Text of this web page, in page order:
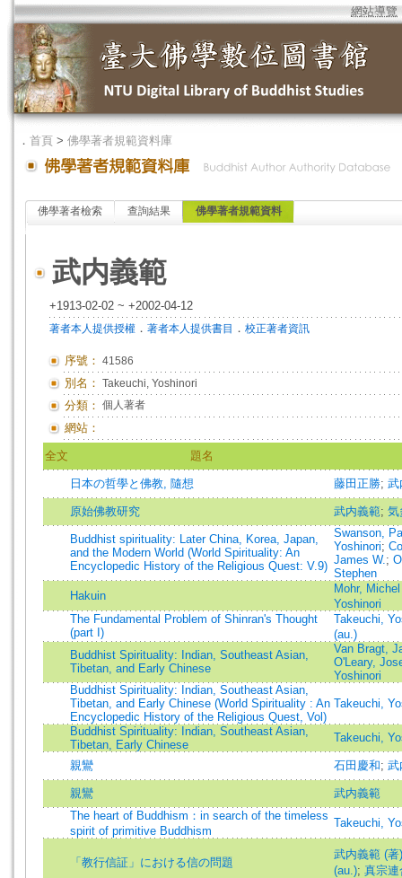
網站導覽
． 首頁 > 佛學著者規範資料庫
佛學著者檢索 查詢結果 佛學著者規範資料
武内義範
+1913-02-02 ~ +2002-04-12
著者本人提供授權 ． 著者本人提供書目 ． 校正著者資訊
序號： 41586
別名： Takeuchi, Yoshinori
分類： 個人著者
網站：
全文 題名
日本の哲學と佛教, 隨想 藤田正勝; 武
原始佛教研究 武内義範; 気
Buddhist spirituality: Later China, Korea, Japan,
and the Modern World (World Spirituality: An
Encyclopedic History of the Religious Quest: V.9)
Swanson,
Yoshinori;
James W.;
Stephen
Hakuin
Mohr,
Yoshinori
The Fundamental Problem of Shinran's Thought
(part I)
Takeuchi,
(au.)
Buddhist Spirituality: Indian, Southeast Asian,
Tibetan, and Early Chinese
Van Bragt,
O'Leary,
Yoshinori
Buddhist Spirituality: Indian, Southeast Asian,
Tibetan, and Early Chinese (World Spirituality : An
Encyclopedic History of the Religious Quest, Vol)
Takeuchi,
Buddhist Spirituality: Indian, Southeast Asian,
Tibetan, Early Chinese
Takeuchi,
親鸞 石田慶和; 武
親鸞
武内義範
The heart of Buddhism：in search of the timeless
spirit of primitive Buddhism
Takeuchi,
「教行信証」における信の問題
武内義範 (
(au.); 真宗連